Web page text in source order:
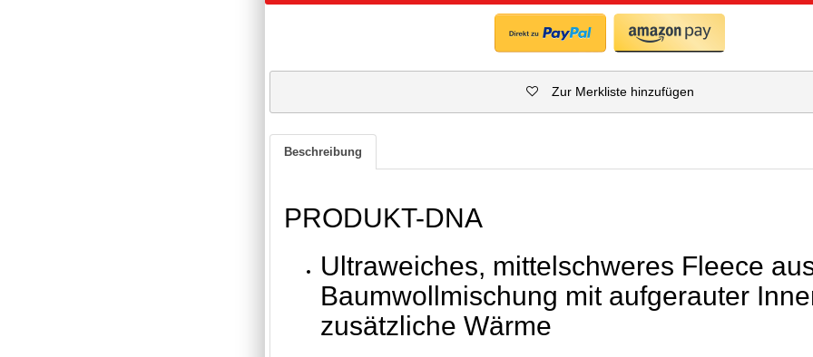
Zur Merkliste hinzufügen
Beschreibung
PRODUKT-DNA
Ultraweiches, mittelschweres Fleece
Baumwollmischung mit aufgerauter
zusätzliche Wärme